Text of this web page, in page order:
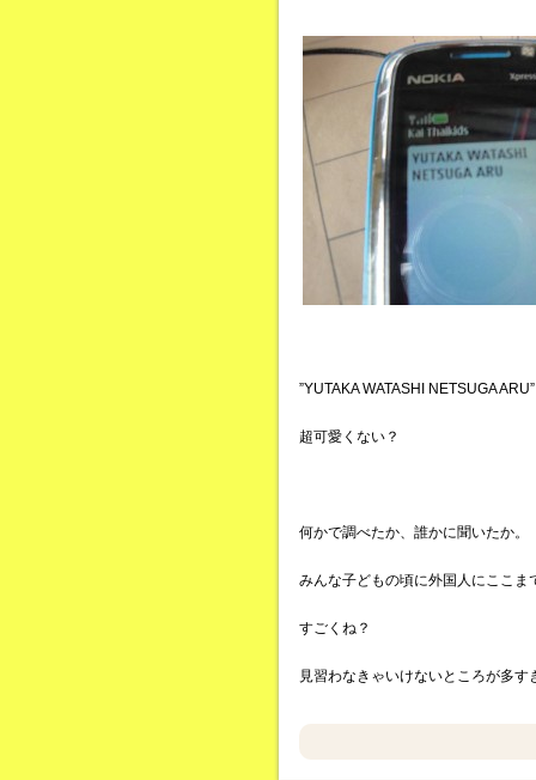
”YUTAKA WATASHI NETSUGA ARU”
超可愛くない？
何かで調べたか、誰かに聞いたか。
みんな子どもの頃に外国人にここま
すごくね？
見習わなきゃいけないところが多す